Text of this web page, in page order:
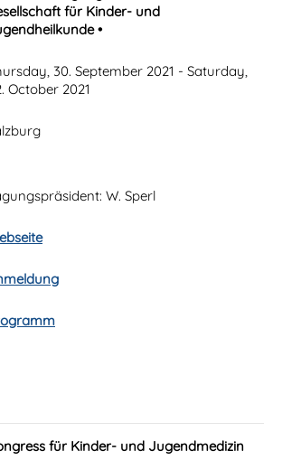
für Kinder- und
•
30. September 2021 - Saturday,
October 2021
W. Sperl
für Kinder- und Jugendmedizin